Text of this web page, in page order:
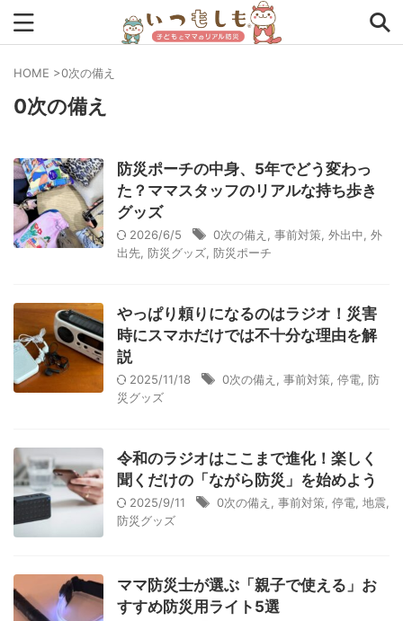
タグから探す
アプリ インタビュー コラム チェックリスト
ツール ママ防災士リサのいつもしも
ローリングストック 主食 事前対策
夏 外出中 外出先 小学生 幼児 座談会
暮らし方 検証 特別企画 生理 発災直後
避難所 野菜 防災おでかけ 防災グッズ
防災ポーチ 防災学習 非常持出袋 非常食
HOME >0次の備え
0次の備え
防災ポーチの中身、5年でどう変わっ
た？ママスタッフのリアルな持ち歩き
グッズ
2026/6/5 0次の備え 事前対策 外出中 外
出先 防災グッズ 防災ポーチ
やっぱり頼りになるのはラジオ！災害
時にスマホだけでは不十分な理由を解
説
2025/11/18 0次の備え 事前対策 停電 防
災グッズ
令和のラジオはここまで進化！楽しく
聞くだけの「ながら防災」を始めよう
2025/9/11 0次の備え 事前対策 停電 地震
防災グッズ
ママ防災士が選ぶ「親子で使える」お
すすめ防災用ライト5選